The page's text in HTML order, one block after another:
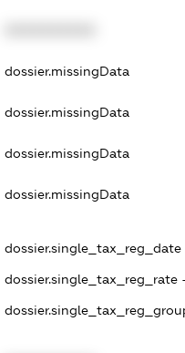
dossier.missingData
dossier.missingData
dossier.missingData
dossier.missingData
dossier.single_tax_reg_date
dossier.single_tax_reg_rate